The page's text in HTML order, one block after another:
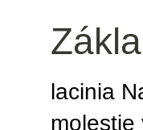
lacinia
molestie